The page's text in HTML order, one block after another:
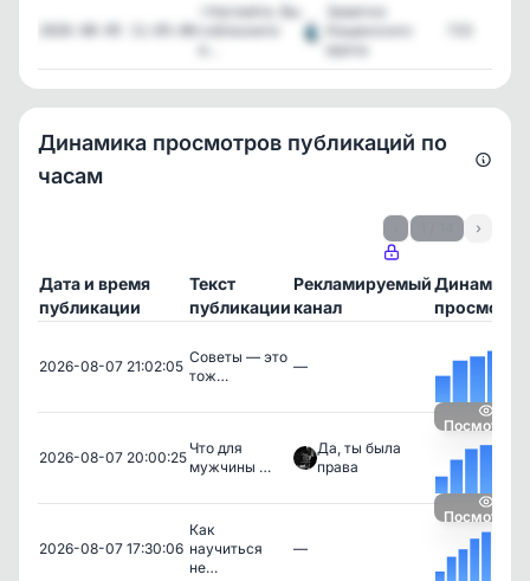
⚡️Наглейте. Вы
соблазните
Заметки
Кащенского
врача
Динамика просмотров публикаций по
часам
›
Дата и время
публикации
Текст
публикации
Рекламируемый
канал
Динамика
2026-08-07 21:02:05
Советы — это
тож…
—
Посмотреть
2026-08-07 20:00:25
Что для
мужчины …
Да, ты была
права
Посмотреть
2026-08-07 17:30:06
Как
научиться
не…
—